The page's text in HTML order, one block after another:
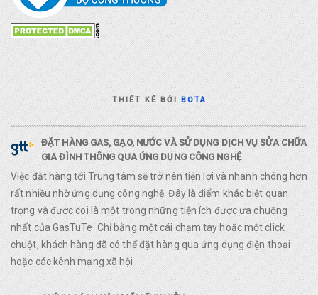
THIẾT KẾ BỞIBOTA
ĐẶT HÀNG GAS, GẠO, NƯỚC VÀ SỬ DỤNG DỊCH VỤ SỬA CHỮA
GIA ĐÌNH THÔNG QUA ỨNG DỤNG CÔNG NGHỆ
Việc đặt hàng tới Trung tâm sẽ trở nên tiện lợi và nhanh chóng hơn
rất nhiều nhờ ứng dụng công nghệ. Đây là điểm khác biệt quan
trọng và được coi là một trong những tiện ích được ưa chuộng
nhất của GasTuTe. Chỉ bằng một cái chạm tay hoặc một click
chuột, khách hàng đã có thể đặt hàng qua ứng dụng điện thoại
hoặc các kênh mạng xã hội